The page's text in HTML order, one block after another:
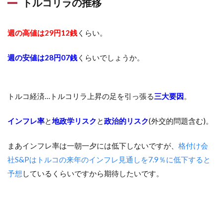
トルコリラの推移
週の高値は29円12銭 くらい。
週の安値は28円07銭 くらいでしょうか。
トルコ経済…トルコリラ上昇の足を引っ張る三大要因 。
インフレ率と地政学リスク と政治的リスク(外交的問題含む)。
まあインフレ率は一朝一夕には低下しないですが、 格付け会
社S&Pはトルコの来年のインフレ見通しを7.9％に低下すると
予想 しているくらいですから期待したいです。